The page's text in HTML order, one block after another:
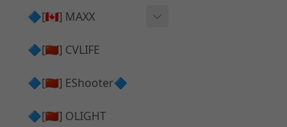
onie
HPA 氣瓶袋 ⧸ 水袋包
手槍 彈匣用
rier+Flap
tlebelt
護目鏡 ⧸ 除霧器
腰帶 ⧸ 腿掛
✅ 快拔槍套 ⧸ 槍背帶
✅ 槍架 ⧸ 訓練靶具 ⧸ 工具
🔷[🇨🇦] MAXX
AEG 活塞頭 ⧸ AEG Piston
HOP座 ⧸ HOP-UP
競速扳機 ⧸ Speed Trigger
🔷[🇨🇳] CVLIFE
🔷[🇨🇳] EShooter🔷
🔷[🇨🇳] OLIGHT